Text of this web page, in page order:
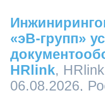
«эВ-групп»
HRlink,
06.08.2026,